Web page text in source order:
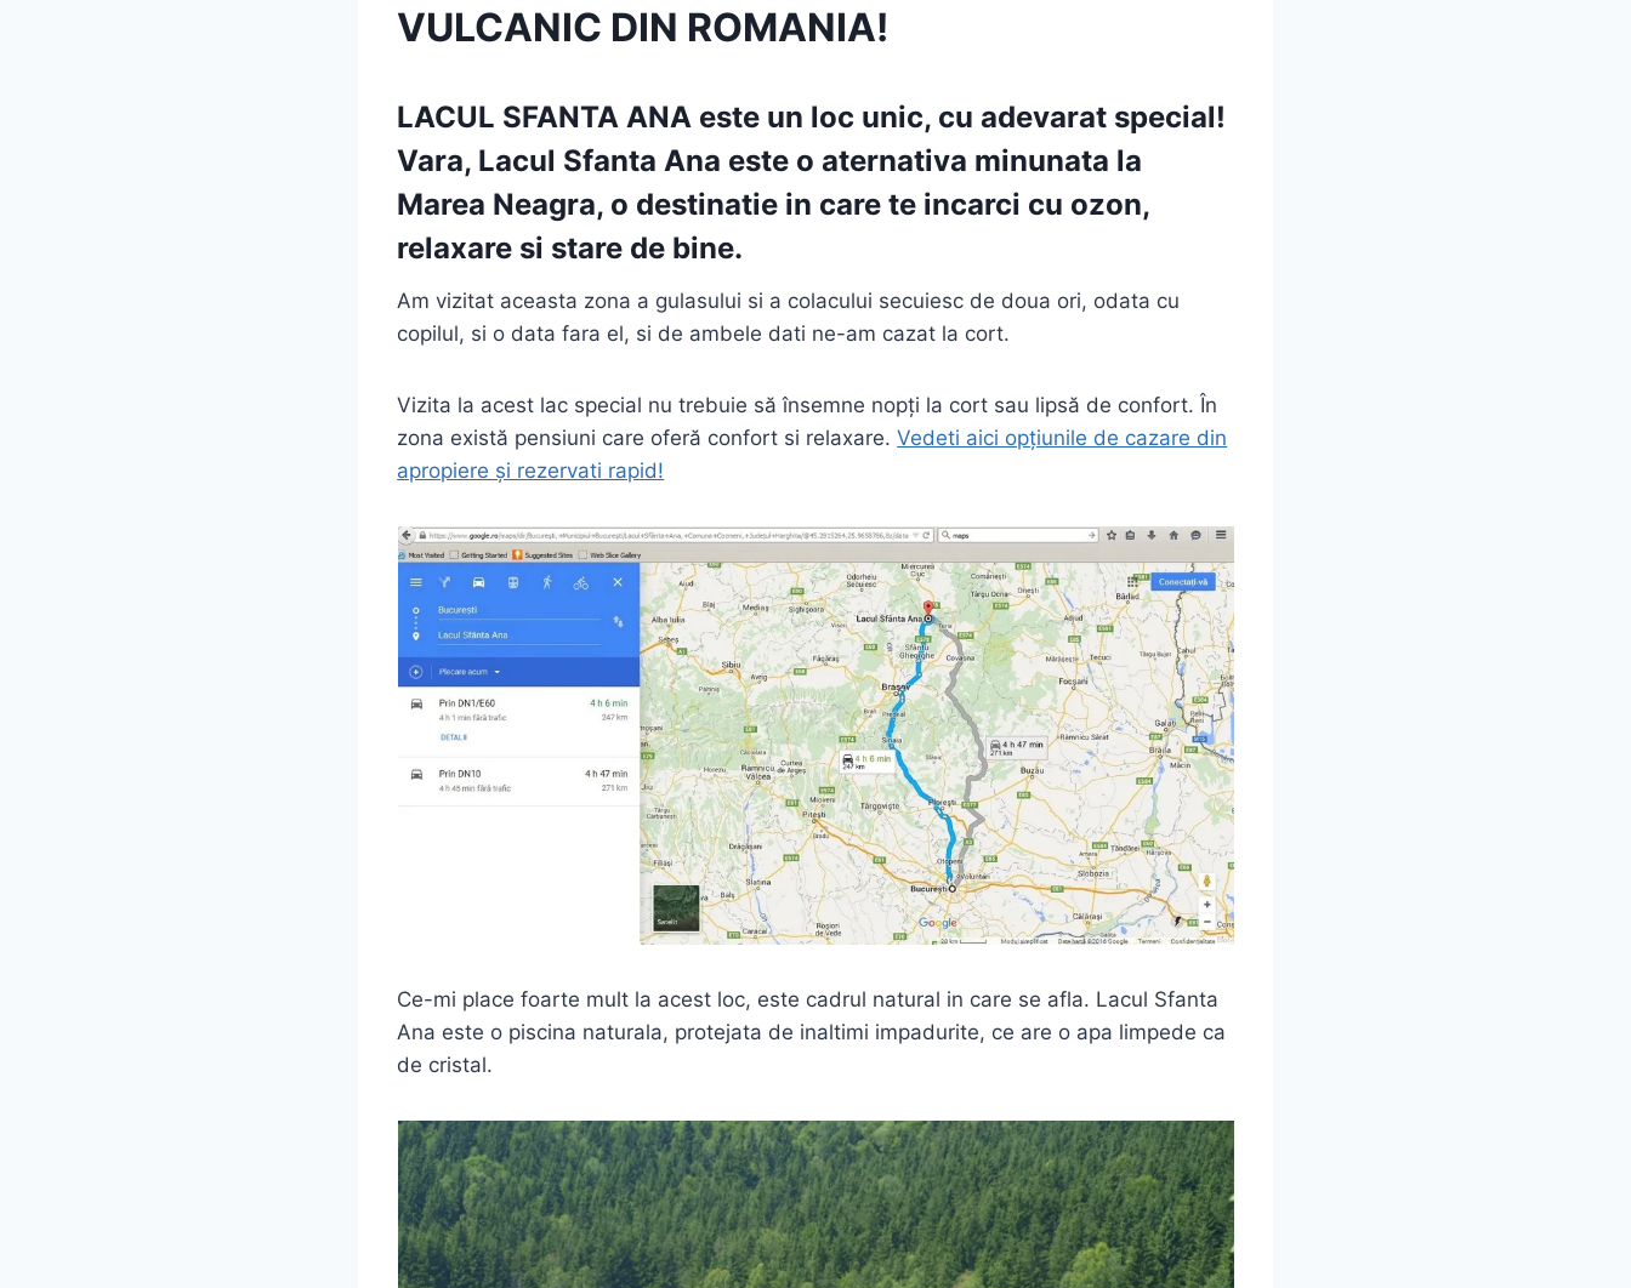
VULCANIC DIN ROMANIA!
LACUL SFANTA ANA este un loc unic, cu adevarat special!
Vara, Lacul Sfanta Ana este o aternativa minunata la
Marea Neagra, o destinatie in care te incarci cu ozon,
relaxare si stare de bine.
Am vizitat aceasta zona a gulasului si a colacului secuiesc de doua ori, odata cu
copilul, si o data fara el, si de ambele dati ne-am cazat la cort.
Vizita la acest lac special nu trebuie să însemne nopți la cort sau lipsă de confort. În
zona există pensiuni care oferă confort si relaxare.Vedeti aici opțiunile de cazare din
apropiere și rezervati rapid!
Ce-mi place foarte mult la acest loc, este cadrul natural in care se afla. Lacul Sfanta
Ana este o piscina naturala, protejata de inaltimi impadurite, ce are o apa limpede ca
de cristal.